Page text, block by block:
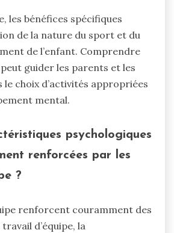
les bénéfices spécifiques
de la nature du sport et du
de l’enfant. Comprendre
guider les parents et les
le choix d’activités appropriées
mental.
psychologiques
renforcées par les
?
renforcent couramment des
d’équipe, la